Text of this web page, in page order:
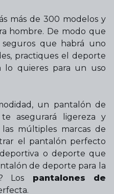
más de 300 modelos y
hombre. De modo que
que habrá uno
practiques el deporte
lo quieres para un uso
un pantalón de
te asegurará ligereza y
múltiples marcas de
el pantalón perfecto
o deporte que
de deporte para la
Los pantalones de